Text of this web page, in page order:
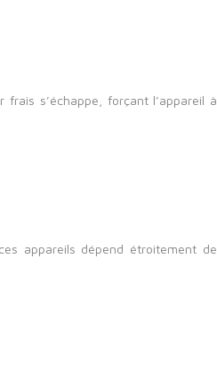
s’échappe, forçant l’appareil à
appareils dépend étroitement de